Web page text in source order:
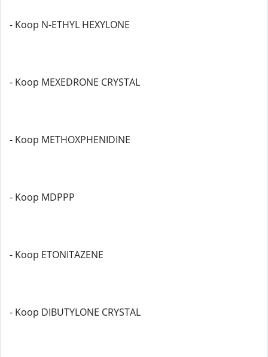
- Koop N-ETHYL HEXYLONE
- Koop MEXEDRONE CRYSTAL
- Koop METHOXPHENIDINE
- Koop MDPPP
- Koop ETONITAZENE
- Koop DIBUTYLONE CRYSTAL